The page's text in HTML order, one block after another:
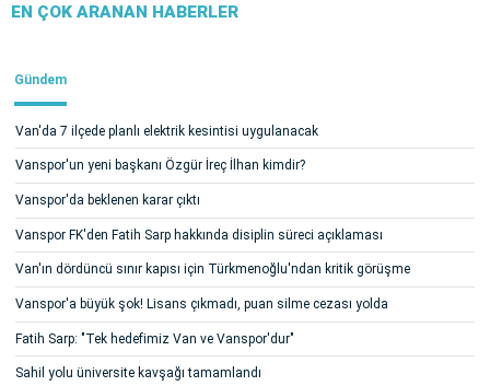
EN ÇOK ARANAN HABERLER
Gündem
Van'da 7 ilçede planlı elektrik kesintisi uygulanacak
Vanspor'un yeni başkanı Özgür İreç İlhan kimdir?
Vanspor'da beklenen karar çıktı
Vanspor FK'den Fatih Sarp hakkında disiplin süreci açıklaması
Van'ın dördüncü sınır kapısı için Türkmenoğlu'ndan kritik görüşme
Vanspor'a büyük şok! Lisans çıkmadı, puan silme cezası yolda
Fatih Sarp: "Tek hedefimiz Van ve Vanspor'dur"
Sahil yolu üniversite kavşağı tamamlandı